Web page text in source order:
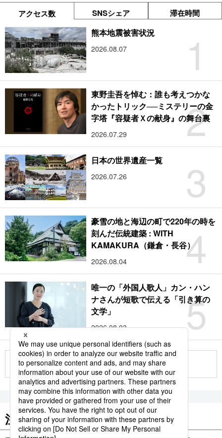
アクセス数 SNSシェア 滞在時間
1
熊本地震被害状況
2026.08.07
2
東野圭吾を悼む：誰も考えつかな
かったトリック──ミステリーの金
字塔『容疑者Ｘの献身』の舞台裏
2026.07.29
3
日本の世界遺産一覧
2026.07.26
4
豪雪の地と海辺の町で220年の時を
刻んだ伝統建築 : WITH
KAMAKURA（鎌倉・長谷）
2026.08.04
5
唯一の「外国人歌人」カン・ハン
ナさんが短歌で伝える「引き算の
文学」
2026.08.03
もっと見る
注目のキーワード